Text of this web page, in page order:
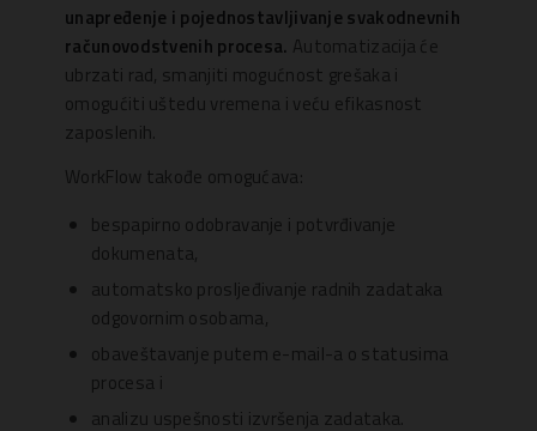
unapređenje i pojednostavljivanje svakodnevnih
računovodstvenih procesa. Automatizacija će
ubrzati rad, smanjiti mogućnost grešaka i
omogućiti uštedu vremena i veću efikasnost
zaposlenih.
WorkFlow takođe omogućava:
bespapirno odobravanje i potvrđivanje
dokumenata,
automatsko prosljeđivanje radnih zadataka
odgovornim osobama,
obaveštavanje putem e-mail-a o statusima
procesa i
analizu uspešnosti izvršenja zadataka.